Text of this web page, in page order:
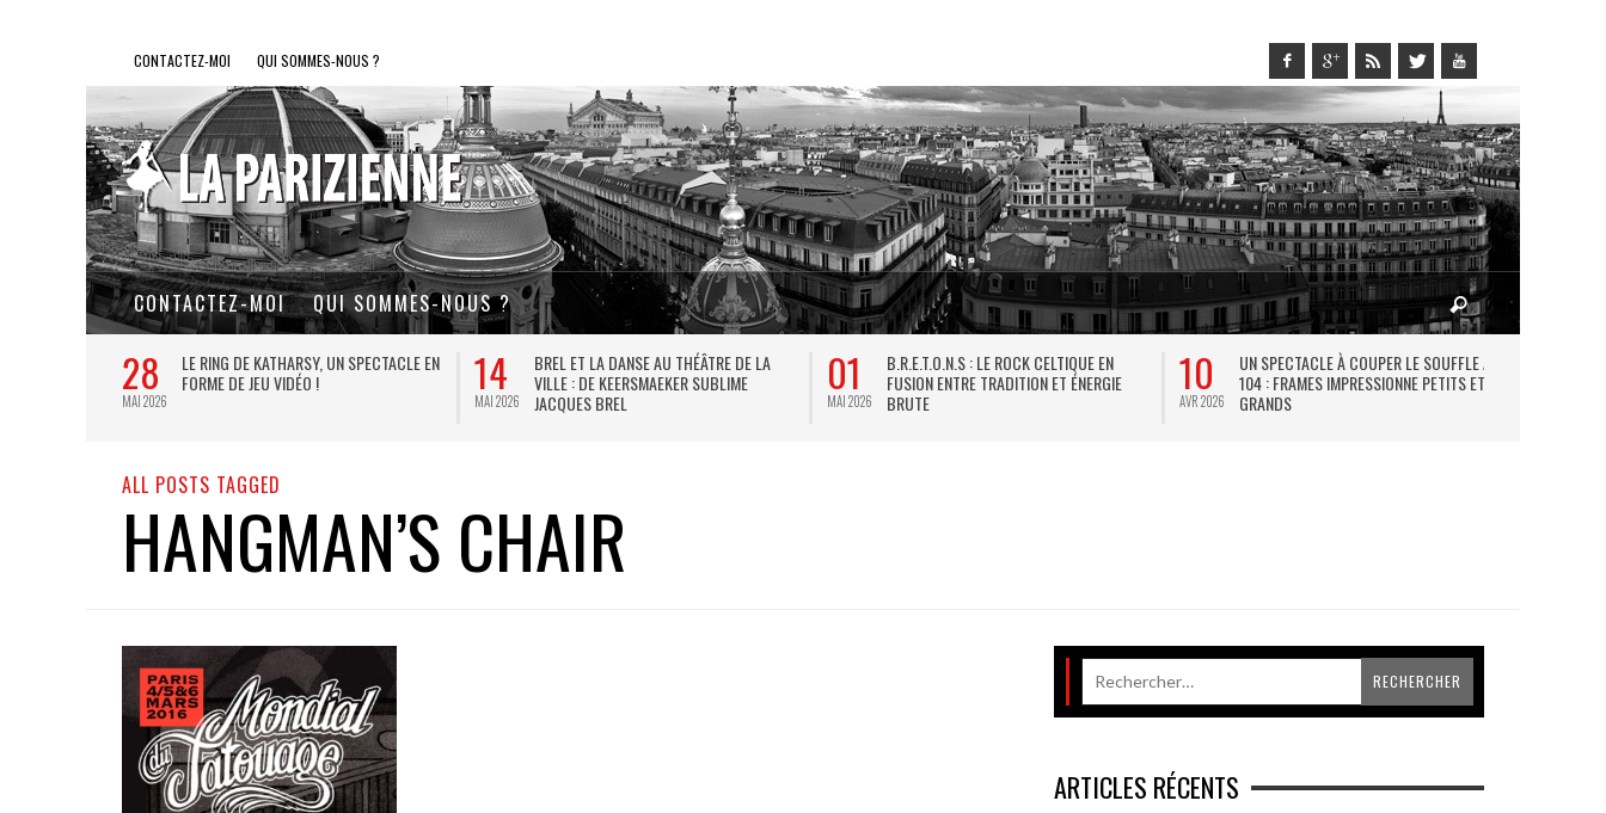
CONTACTEZ-MOI QUI SOMMES-NOUS ?
CONTACTEZ-MOI QUI SOMMES-NOUS ?
28
MAI 2026
LE RING DE KATHARSY, UN SPECTACLE EN
FORME DE JEU VIDÉO !
14
MAI 2026
BREL ET LA DANSE AU THÉÂTRE DE LA
VILLE : DE KEERSMAEKER SUBLIME
JACQUES BREL
01
MAI 2026
B.R.E.T.O.N.S : LE ROCK CELTIQUE EN
FUSION ENTRE TRADITION ET ÉNERGIE
BRUTE
10
AVR 2026
UN SPECTACLE À COUPER LE SOUFFLE AU
104 : FRAMES IMPRESSIONNE PETITS ET
GRANDS
ALL POSTS TAGGED
HANGMAN’S CHAIR
ARTICLES RÉCENTS